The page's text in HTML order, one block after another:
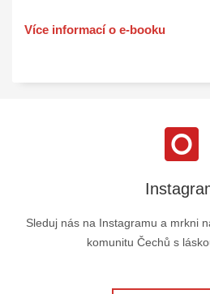
Více informací o e-booku
Sleduj nás na Instagramu a mrkni
komunitu Čechů s